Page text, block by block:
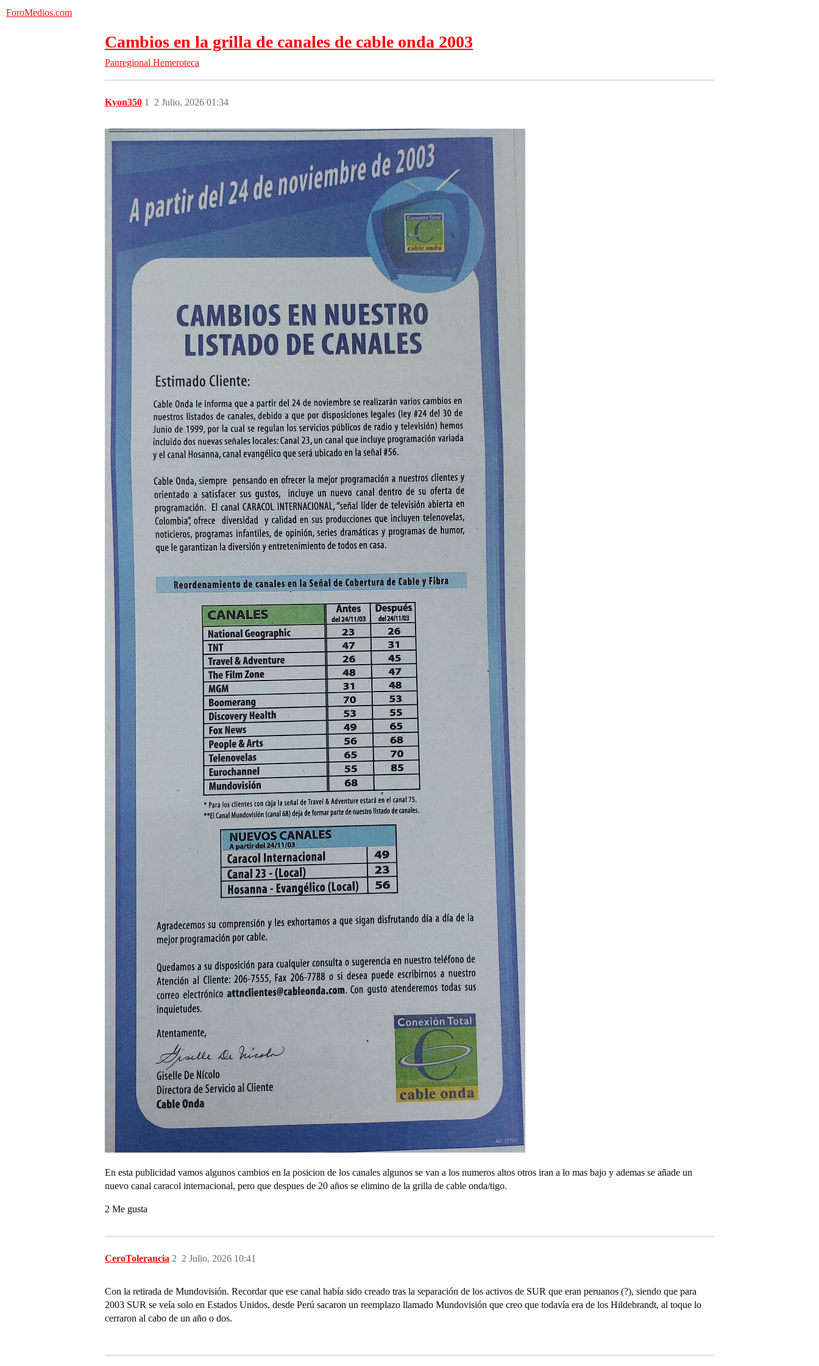
ForoMedios.com
Cambios en la grilla de canales de cable onda 2003
Panregional Hemeroteca
Kyon350 2 Julio, 2026 01:34
1
En esta publicidad vamos algunos cambios en la posicion de los canales algunos se van a los numeros altos otros iran a lo mas bajo y ademas se añade un
nuevo canal caracol internacional, pero que despues de 20 años se elimino de la grilla de cable onda/tigo.
2 Me gusta
CeroTolerancia 2 Julio, 2026 10:41
2
Con la retirada de Mundovisión. Recordar que ese canal había sido creado tras la separación de los activos de SUR que eran peruanos (?), siendo que para
2003 SUR se veía solo en Estados Unidos, desde Perú sacaron un reemplazo llamado Mundovisión que creo que todavía era de los Hildebrandt, al toque lo
cerraron al cabo de un año o dos.